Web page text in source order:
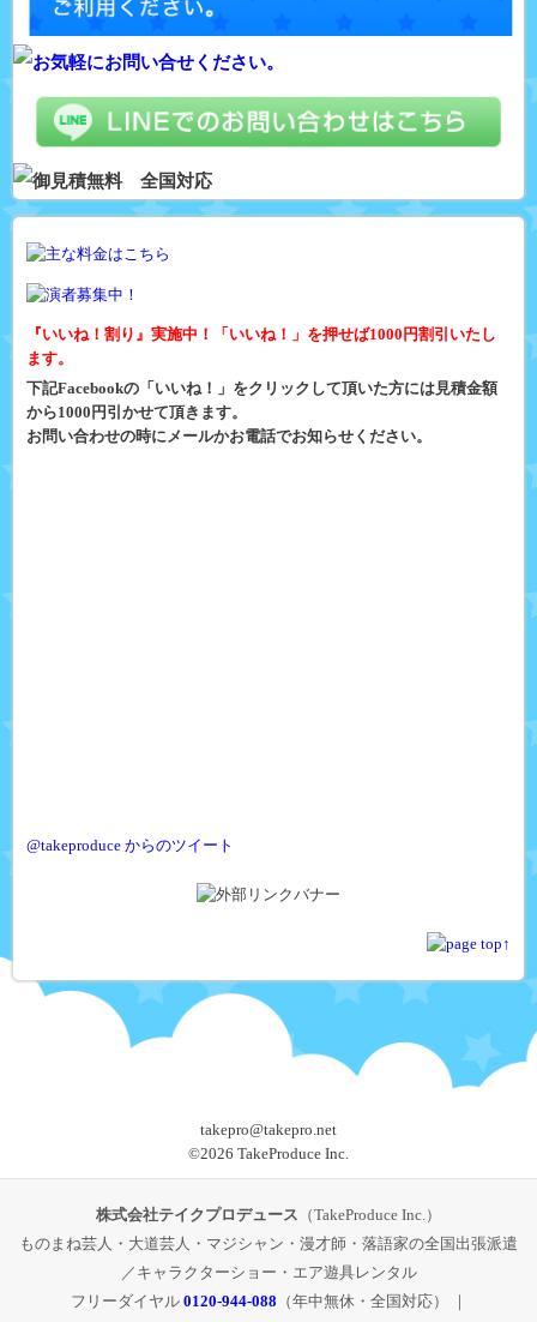
『いいね！割り』実施中！「いいね！」を押せば1000円割引いたし
ます。
下記Facebookの「いいね！」をクリックして頂いた方には見積金額
から1000円引かせて頂きます。
お問い合わせの時にメールかお電話でお知らせください。
@takeproduce からのツイート
takepro@takepro.net
©2026 TakeProduce Inc.
株式会社テイクプロデュース （TakeProduce Inc.）
ものまね芸人・大道芸人・マジシャン・漫才師・落語家の全国出張派遣
／キャラクターショー・エア遊具レンタル
フリーダイヤル 0120-944-088 （年中無休・全国対応） ｜